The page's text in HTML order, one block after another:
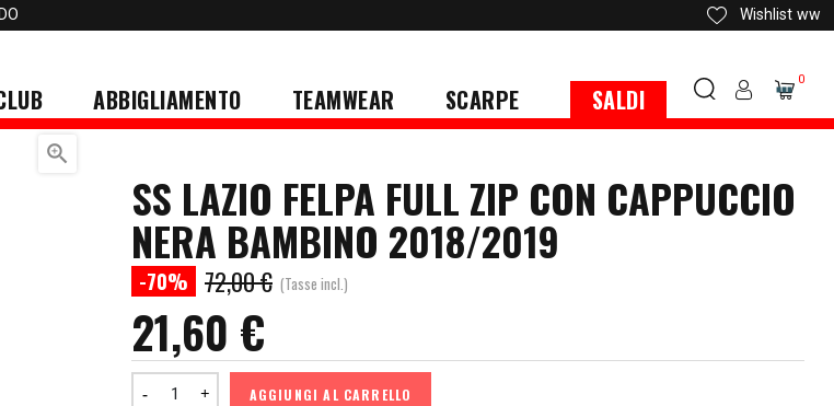
ww
Wishlist
ABBIGLIAMENTO TEAMWEAR SCARPE SALDI
0

SS LAZIO FELPA FULL ZIP CON CAPPUCCIO
NERA BAMBINO 2018/2019
-70% 72,00 €
21,60 €
(Tasse incl.)
AGGIUNGI AL CARRELLO